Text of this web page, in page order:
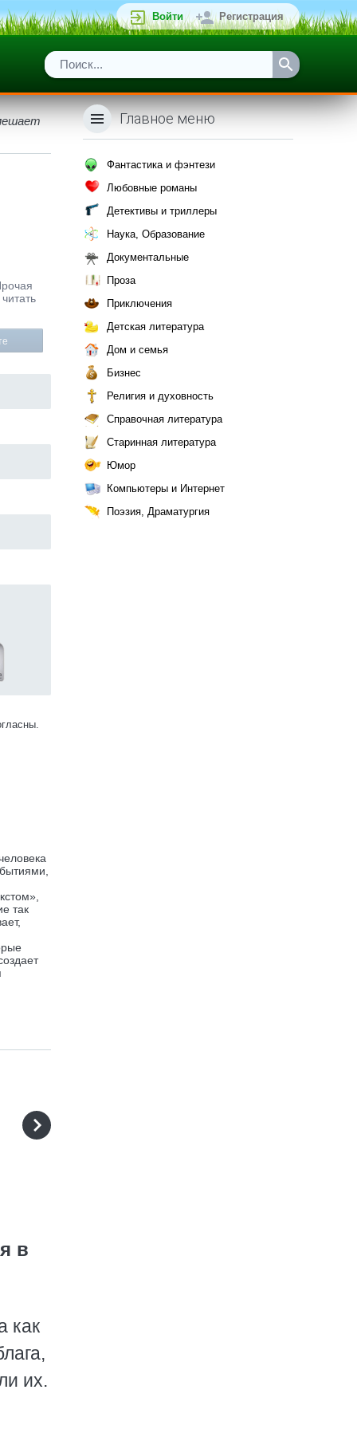
Войти Регистрация
так
в
как
их.
Главное меню
Фантастика и фэнтези
Любовные романы
Детективы и триллеры
Наука, Образование
Документальные
Проза
Приключения
Детская литература
Дом и семья
Бизнес
Религия и духовность
Справочная литература
Старинная литература
Юмор
Компьютеры и Интернет
Поэзия, Драматургия